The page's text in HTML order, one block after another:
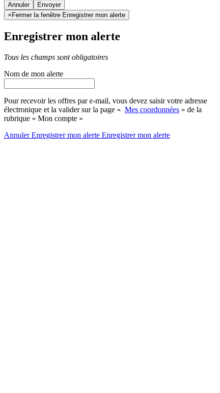
Annuler
× Fermer la fenêtre Enregistrer mon alerte
Enregistrer mon alerte
Tous les champs sont obligatoires
Nom de mon alerte
Pour recevoir les offres par e-mail, vous devez saisir votre adresse
électronique et la valider sur la page « Mes coordonnées » de la
rubrique « Mon compte »
AnnulerEnregistrer mon alerte Enregistrermon alerte